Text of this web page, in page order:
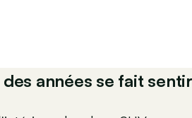
années se fait